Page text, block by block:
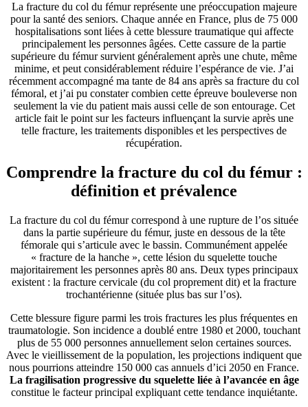
La fracture du col du fémur représente une préoccupation majeure
pour la santé des seniors. Chaque année en France, plus de 75 000
hospitalisations sont liées à cette blessure traumatique qui affecte
principalement les personnes âgées. Cette cassure de la partie
supérieure du fémur survient généralement après une chute, même
minime, et peut considérablement réduire l’espérance de vie. J’ai
récemment accompagné ma tante de 84 ans après sa fracture du col
fémoral, et j’ai pu constater combien cette épreuve bouleverse non
seulement la vie du patient mais aussi celle de son entourage. Cet
article fait le point sur les facteurs influençant la survie après une
telle fracture, les traitements disponibles et les perspectives de
récupération.
Comprendre la fracture du col du fémur :
définition et prévalence
La fracture du col du fémur correspond à une rupture de l’os située
dans la partie supérieure du fémur, juste en dessous de la tête
fémorale qui s’articule avec le bassin. Communément appelée
« fracture de la hanche », cette lésion du squelette touche
majoritairement les personnes après 80 ans. Deux types principaux
existent : la fracture cervicale (du col proprement dit) et la fracture
trochantérienne (située plus bas sur l’os).
Cette blessure figure parmi les trois fractures les plus fréquentes en
traumatologie. Son incidence a doublé entre 1980 et 2000, touchant
plus de 55 000 personnes annuellement selon certaines sources.
Avec le vieillissement de la population, les projections indiquent que
nous pourrions atteindre 150 000 cas annuels d’ici 2050 en France.
La fragilisation progressive du squelette liée à l’avancée en âge
constitue le facteur principal expliquant cette tendance inquiétante.